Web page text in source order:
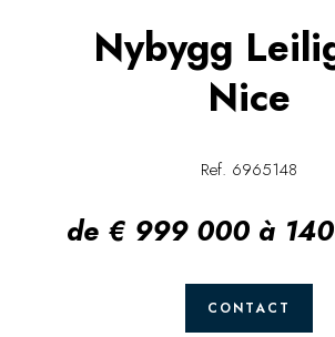
Nybygg
Nice
Ref. 6965148
de € 999 000 à
CONTACT